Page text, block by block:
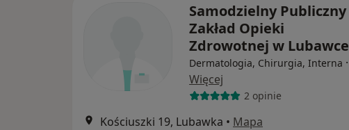
Samodzielny Publiczny
Zakład Opieki
Zdrowotnej w Lubawce
Dermatologia, Chirurgia, Interna ·
Więcej
2 opinie
Kościuszki 19, Lubawka • Mapa